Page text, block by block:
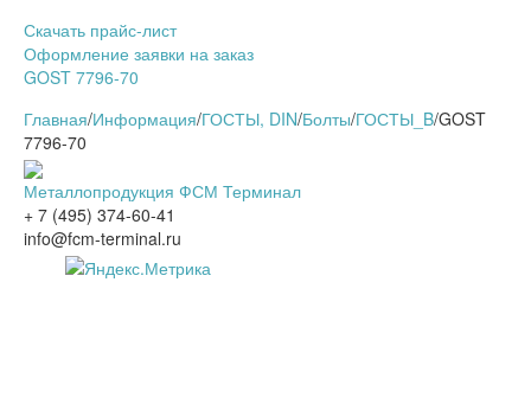
Скачать прайс-лист
Оформление заявки на заказ
GOST 7796-70
Главная/Информация/ГОСТЫ, DIN/Болты/ГОСТЫ_B/GOST
7796-70
Металлопродукция ФСМ Терминал
+ 7 (495) 374-60-41
info@fcm-terminal.ru